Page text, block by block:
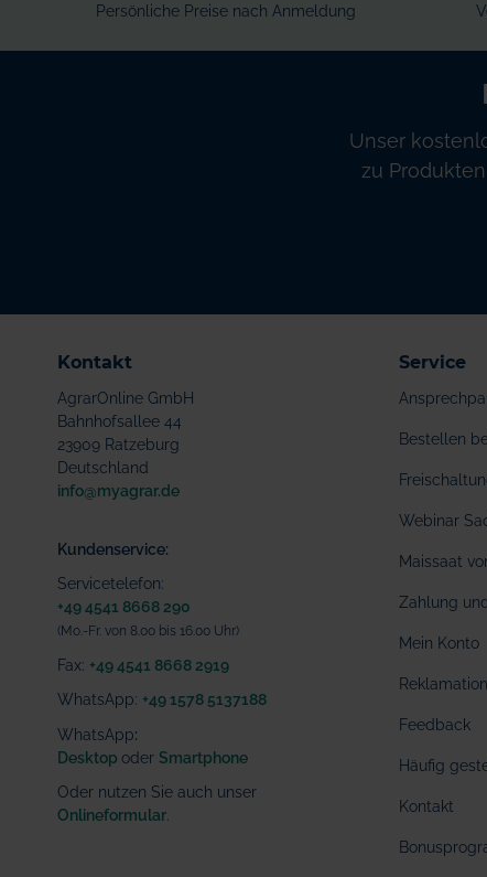
Persönliche Preise nach Anmeldung
Unser
zu
Kontakt
AgrarOnline GmbH
Bahnhofsallee 44
23909 Ratzeburg
Deutschland
info@myagrar.de
Kundenservice:
Servicetelefon:
+49 4541 8668 290
(Mo.-Fr. von 8.00 bis 16.00 Uhr)
Fax: +49 4541 8668 2919
WhatsApp: +49 1578 5137188
WhatsApp:
Desktop oder Smartphone
Oder nutzen Sie auch unser
Onlineformular
Service
Bestellen
Webinar
Maissaat
Zahlung
Mein Konto
Reklamation
Feedback
Häufig
Kontakt